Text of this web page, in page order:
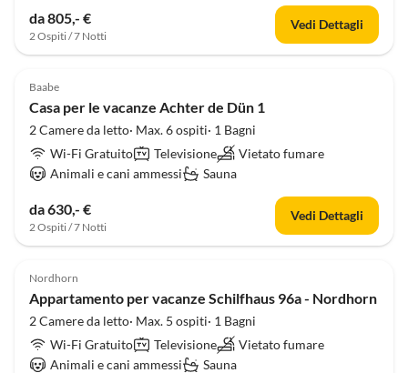
da 805,- €
2 Ospiti / 7 Notti
Vedi Dettagli
Annuncio in
Alto
Baabe
Casa per le vacanze Achter de Dün 1
2 Camere da letto· Max. 6 ospiti· 1 Bagni
Wi-Fi Gratuito
Televisione
Vietato fumare
Animali e cani ammessi
Sauna
da 630,- €
2 Ospiti / 7 Notti
Vedi Dettagli
Annuncio in
Alto
Nordhorn
Appartamento per vacanze Schilfhaus 96a - Nordhorn
2 Camere da letto· Max. 5 ospiti· 1 Bagni
Wi-Fi Gratuito
Televisione
Vietato fumare
Animali e cani ammessi
Sauna